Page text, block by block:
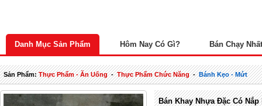
Danh Mục Sản Phẩm Hôm Nay Có Gì? Bán Chạy Nhất
Sản Phẩm:Thực Phẩm - Ăn Uống-Thực Phẩm Chức Năng-Bánh Kẹo - Mứt
Bán Khay Nhựa Đặc Có Nắp